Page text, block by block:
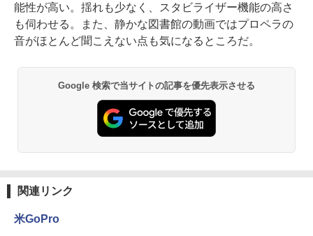
能性が高い。揺れも少なく、スタビライザー機能の高さ
も伺わせる。また、静かな図書館の動画ではプロペラの
音がほとんど聞こえない点も気になるところだ。
Google 検索で当サイトの記事を優先表示させる
関連リンク
米GoPro